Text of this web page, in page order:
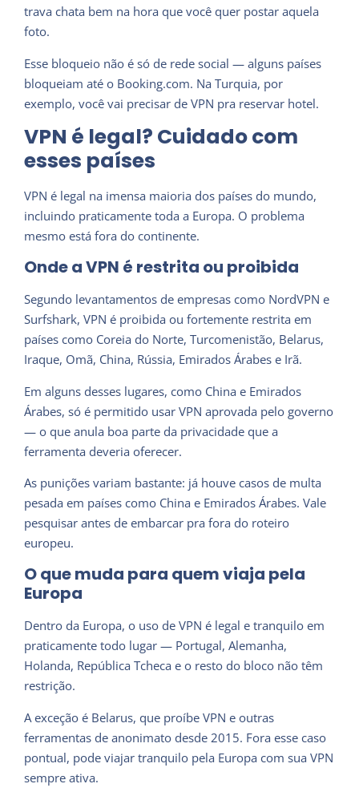
trava chata bem na hora que você quer postar aquela
foto.
Esse bloqueio não é só de rede social — alguns países
bloqueiam até o Booking.com. Na Turquia, por
exemplo, você vai precisar de VPN pra reservar hotel.
VPN é legal? Cuidado com
esses países
VPN é legal na imensa maioria dos países do mundo,
incluindo praticamente toda a Europa. O problema
mesmo está fora do continente.
Onde a VPN é restrita ou proibida
Segundo levantamentos de empresas como NordVPN e
Surfshark, VPN é proibida ou fortemente restrita em
países como Coreia do Norte, Turcomenistão, Belarus,
Iraque, Omã, China, Rússia, Emirados Árabes e Irã.
Em alguns desses lugares, como China e Emirados
Árabes, só é permitido usar VPN aprovada pelo governo
— o que anula boa parte da privacidade que a
ferramenta deveria oferecer.
As punições variam bastante: já houve casos de multa
pesada em países como China e Emirados Árabes. Vale
pesquisar antes de embarcar pra fora do roteiro
europeu.
O que muda para quem viaja pela
Europa
Dentro da Europa, o uso de VPN é legal e tranquilo em
praticamente todo lugar — Portugal, Alemanha,
Holanda, República Tcheca e o resto do bloco não têm
restrição.
A exceção é Belarus, que proíbe VPN e outras
ferramentas de anonimato desde 2015. Fora esse caso
pontual, pode viajar tranquilo pela Europa com sua VPN
sempre ativa.